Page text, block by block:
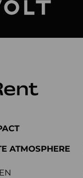
ATMOSPHERE